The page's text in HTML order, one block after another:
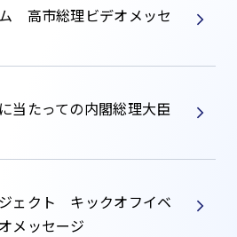
高市総理ビデオメッセ
当たっての内閣総理大臣
ェクト キックオフイベ
メッセージ